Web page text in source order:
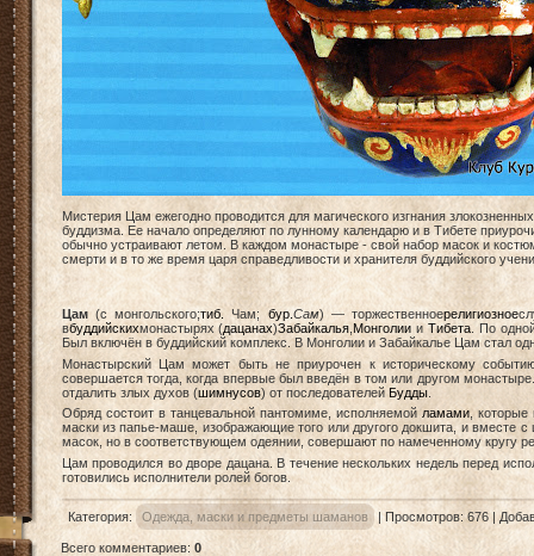
Мистерия Цам ежегодно проводится для магического изгнания
буддизма. Ее начало определяют по лунному календарю и в Тибете
обычно устраивают летом. В каждом монастыре - свой набор масок и
смерти и в то же время царя справедливости и хранителя буддийского
Цам(с монгольского;тиб. Чам; бур. Сам) — торжественноерелигиозное
вбуддийскихмонастырях (дацанах)Забайкалья ,Монголии иТибета . По
Был включён в буддийский комплекс. В Монголии и Забайкалье Цам стал
Монастырский Цам может быть не приурочен к историческому
совершается тогда, когда впервые был введён в том или другом
отдалить злых духов (шимнусов) от последователей Будды.
Обряд состоит в танцевальной пантомиме, исполняемой ламами, которые
маски из папье-маше, изображающие того или другого докшита, и
масок, но в соответствующем одеянии, совершают по намеченному кругу
Цам проводился во дворе дацана. В течение нескольких недель перед
готовились исполнители ролей богов.
Категория: Одежда, маски и предметы шаманов | Просмотров: 676 |
Всего комментариев: 0